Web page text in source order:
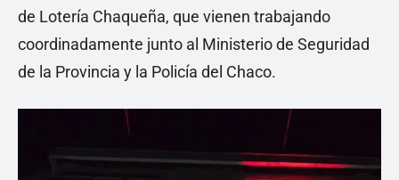
de Lotería Chaqueña, que vienen trabajando
coordinadamente junto al Ministerio de Seguridad
de la Provincia y la Policía del Chaco.